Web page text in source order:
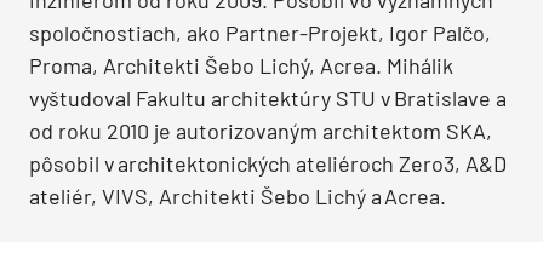
spoločnostiach, ako Partner-Projekt, Igor Palčo,
Proma, Architekti Šebo Lichý, Acrea. Mihálik
vyštudoval Fakultu architektúry STU v Bratislave a
od roku 2010 je autorizovaným architektom SKA,
pôsobil v architektonických ateliéroch Zero3, A&D
ateliér, VIVS, Architekti Šebo Lichý a Acrea.